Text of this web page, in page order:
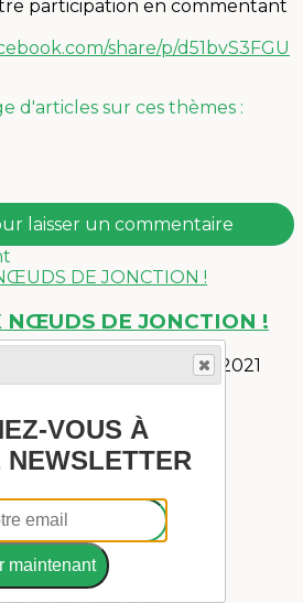
participation en commentant
share/p/d51bvS3FGU
d'articles sur ces thèmes :
laisser un commentaire
NŒUDS DE JONCTION !
mercredi 05 mai 2021
coupable été...
débrayage
VOUS À
NEWSLETTER
maintenant